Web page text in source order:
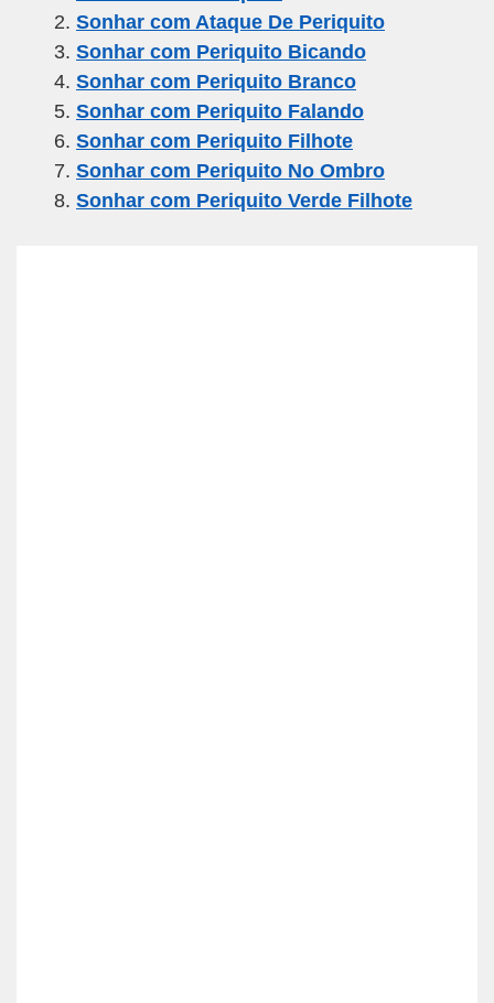
b
o
o
k
a
m
A
p
p
Sonhar com Ataque De Periquito
Sonhar com Periquito Bicando
Sonhar com Periquito Branco
Sonhar com Periquito Falando
Sonhar com Periquito Filhote
Sonhar com Periquito No Ombro
Sonhar com Periquito Verde Filhote